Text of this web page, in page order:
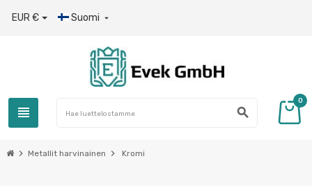
EUR € Suomi 
view_headline search
0
chevron_right Metallit harvinainen chevron_right Kromi